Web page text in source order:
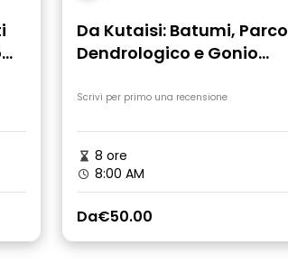
Da Kutaisi: Batumi, Parco
Dendrologico e Gonio
Scrivi per primo una recensione
8 ore
8:00 AM
Da€50.00